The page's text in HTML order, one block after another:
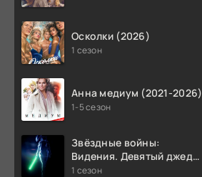
Осколки (2026)
1 сезон
Анна медиум (2021-2026)
1-5 сезон
Звёздные войны:
Видения. Девятый джедай
(2026)
1 сезон